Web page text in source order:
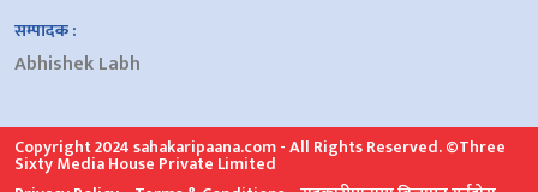
सम्पादक :
Abhishek Labh
Copyright 2024 sahakaripaana.com - All Rights Reserved. ©Three
Sixty Media House Private Limited